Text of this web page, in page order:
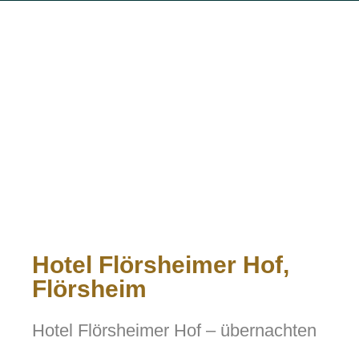
Hotel Flörsheimer Hof,
Flörsheim
Hotel Flörsheimer Hof – übernachten